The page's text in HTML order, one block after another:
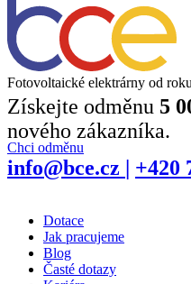
Fotovoltaické elektrárny od
Získejte odměnu 5
nového zákazníka.
Chci odměnu
info@bce.cz +420
Dotace
Jak pracujeme
Blog
Časté dotazy